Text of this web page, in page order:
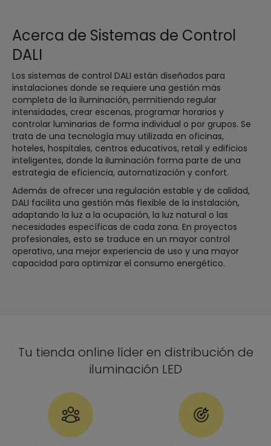
Acerca de Sistemas de Control
DALI
Los sistemas de control DALI están diseñados para
instalaciones donde se requiere una gestión más
completa de la iluminación, permitiendo regular
intensidades, crear escenas, programar horarios y
controlar luminarias de forma individual o por grupos. Se
trata de una tecnología muy utilizada en oficinas,
hoteles, hospitales, centros educativos, retail y edificios
inteligentes, donde la iluminación forma parte de una
estrategia de eficiencia, automatización y confort.
Además de ofrecer una regulación estable y de calidad,
DALI facilita una gestión más flexible de la instalación,
adaptando la luz a la ocupación, la luz natural o las
necesidades específicas de cada zona. En proyectos
profesionales, esto se traduce en un mayor control
operativo, una mejor experiencia de uso y una mayor
capacidad para optimizar el consumo energético.
Tu tienda online líder en distribución de
iluminación LED